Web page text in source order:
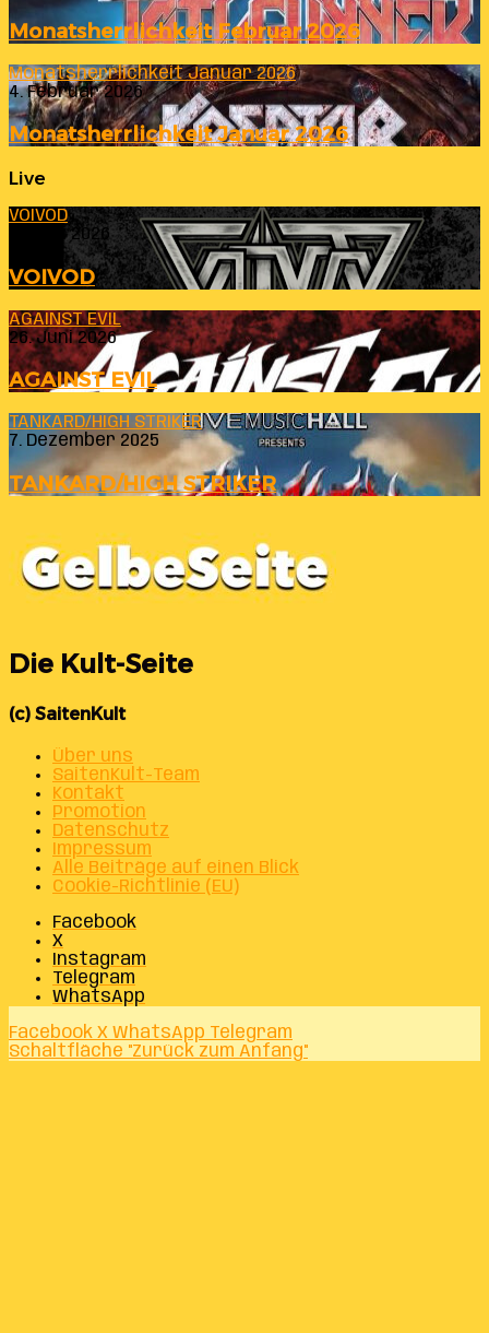
Monatsherrlichkeit Februar 2026
Monatsherrlichkeit Januar 2026
4. Februar 2026
Monatsherrlichkeit Januar 2026
Live
VOIVOD
23. Juli 2026
VOIVOD
AGAINST EVIL
26. Juni 2026
AGAINST EVIL
TANKARD/HIGH STRIKER
7. Dezember 2025
TANKARD/HIGH STRIKER
Die Kult-Seite
(c) SaitenKult
Über uns
SaitenKult-Team
Kontakt
Promotion
Datenschutz
Impressum
Alle Beiträge auf einen Blick
Cookie-Richtlinie (EU)
Facebook
X
Instagram
Telegram
WhatsApp
Facebook X WhatsApp Telegram
Schaltfläche "Zurück zum Anfang"